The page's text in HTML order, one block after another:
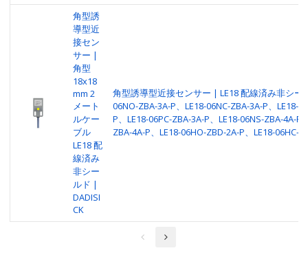
角型誘
導型近
接セン
サー |
角型
18x18
mm 2
メート
ルケー
ブル
LE18 配
線済み
非シー
ルド |
DADISI
CK
角型誘導型近接センサー | LE18 配線済み非シー
06NO-ZBA-3A-P、LE18-06NC-ZBA-3A-P、LE18-
P、LE18-06PC-ZBA-3A-P、LE18-06NS-ZBA-4A-P
ZBA-4A-P、LE18-06HO-ZBD-2A-P、LE18-06HC-